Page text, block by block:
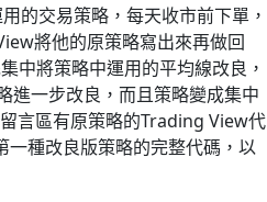
的交易策略，每天收市前下單，
將他的原策略寫出來再做回
中將策略中運用的平均線改良，
進一步改良，而且策略變成集中
言區有原策略的Trading View代
種改良版策略的完整代碼，以